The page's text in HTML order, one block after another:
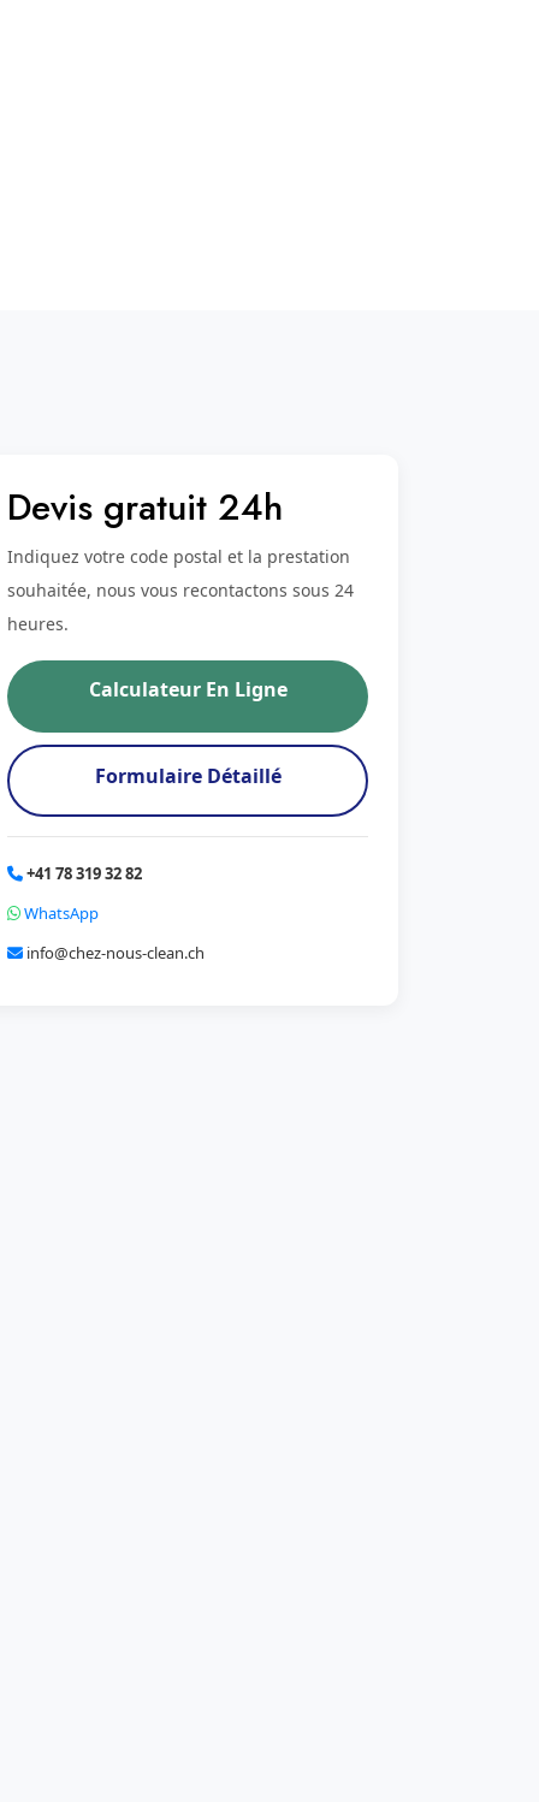
Devis gratuit 24h
Indiquez votre code postal et la prestation
souhaitée, nous vous recontactons sous 24
heures.
Calculateur En Ligne
Formulaire Détaillé
+41 78 319 32 82
WhatsApp
info@chez-nous-clean.ch